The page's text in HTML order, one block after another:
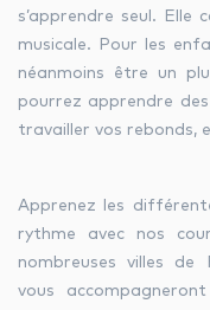
facebook
s’apprendre seul.
musicale. Pour les
néanmoins être un
pourrez apprendre
travailler vos rebonds,
Apprenez les
rythme avec nos
nombreuses villes de
vous